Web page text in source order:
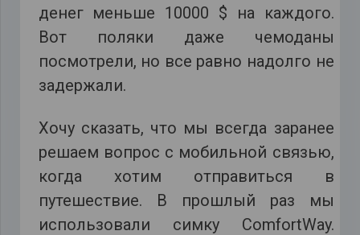
денег меньше 10000 $ на каждого.
Вот поляки даже чемоданы
посмотрели, но все равно надолго не
задержали.
Хочу сказать, что мы всегда заранее
решаем вопрос с мобильной связью,
когда хотим отправиться в
путешествие. В прошлый раз мы
использовали симку ComfortWay.